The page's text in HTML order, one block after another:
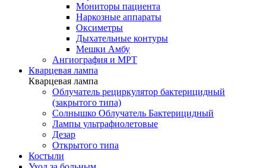
Мониторы пациента
Наркозные аппараты
Оксиметры
Дыхательные контуры
Мешки Амбу
Ангиография и МРТ
Кварцевая лампа
Кварцевая лампа
Облучатель рециркулятор бактерицидный
(закрытого типа)
Солнышко Облучатель Бактерицидный
Лампы ультрафиолетовые
Дезар
Открытого типа
Костыли